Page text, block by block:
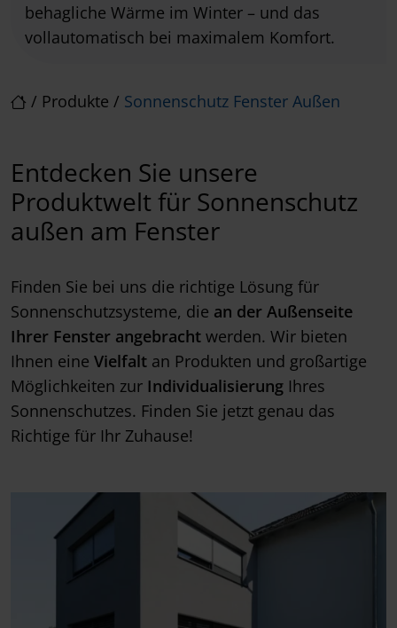
/ Produkte / Sonnenschutz Fenster Außen
behagliche Wärme im Winter – und das
vollautomatisch bei maximalem Komfort.
Entdecken Sie unsere
Produktwelt für Sonnenschutz
außen am Fenster
Finden Sie bei uns die richtige Lösung für
Sonnenschutzsysteme, die an der Außenseite
Ihrer Fenster angebracht werden. Wir bieten
Ihnen eine Vielfalt an Produkten und großartige
Möglichkeiten zur Individualisierung Ihres
Sonnenschutzes. Finden Sie jetzt genau das
Richtige für Ihr Zuhause!